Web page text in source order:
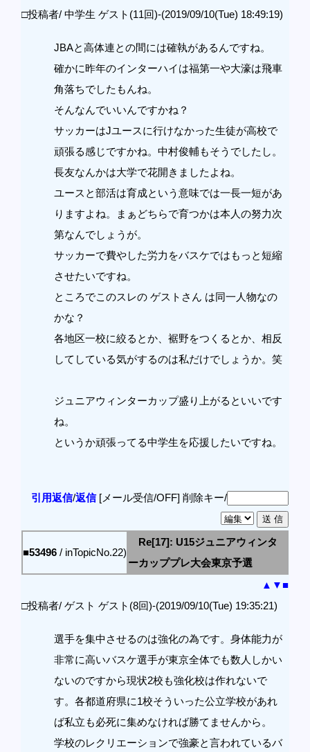
□投稿者/ 中学生 ゲスト(11回)-(2019/09/10(Tue) 18:49:19)
JBAと高体連との間には確執があるんですね。
確かに昨年のインターハイは福第一や大濠は飛車
角落ちでしたもんね。
そんなんでいいんですかね？
サッカーはJユースに行けなかった生徒が高校で
頑張る感じですかね。中村俊輔もそうでしたし。
長友なんかは大学で花開きましたよね。
ユースと部活は育成という意味では一長一短があ
りますよね。まぁどちらで育つかは本人の努力次
第なんでしょうが。
サッカーで費やした労力をバスケではもっと短縮
させたいですね。
ところでこのスレの ゲストさん は同一人物なの
かな？
各地区一校に絞るとか、裾野をつくるとか、相反
してしている気がするのは私だけでしょうか。笑
ジュニアウィンターカップ盛り上がるといいです
ね。
というか頑張ってる中学生を応援したいですね。
引用返信/返信[メール受信/OFF] 削除キー/
■53496 / inTopicNo.22)
Re[17]: U15ジュニアウィンタ
ーカッププレ大会東京予選
▲ ▼■
□投稿者/ ゲスト ゲスト(8回)-(2019/09/10(Tue) 19:35:21)
選手を集中させるのは強化の為です。身体能力が
非常に高いバスケ選手が東京全体でも数人しかい
ないのですから現状2校も強化校は作れないで
す。各都道府県に1校そういった公立学校があれ
ば私立も必死に集めなければ勝てませんから。
学校のレクリエーションで強豪と言われているバ